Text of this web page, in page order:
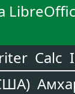
Calc